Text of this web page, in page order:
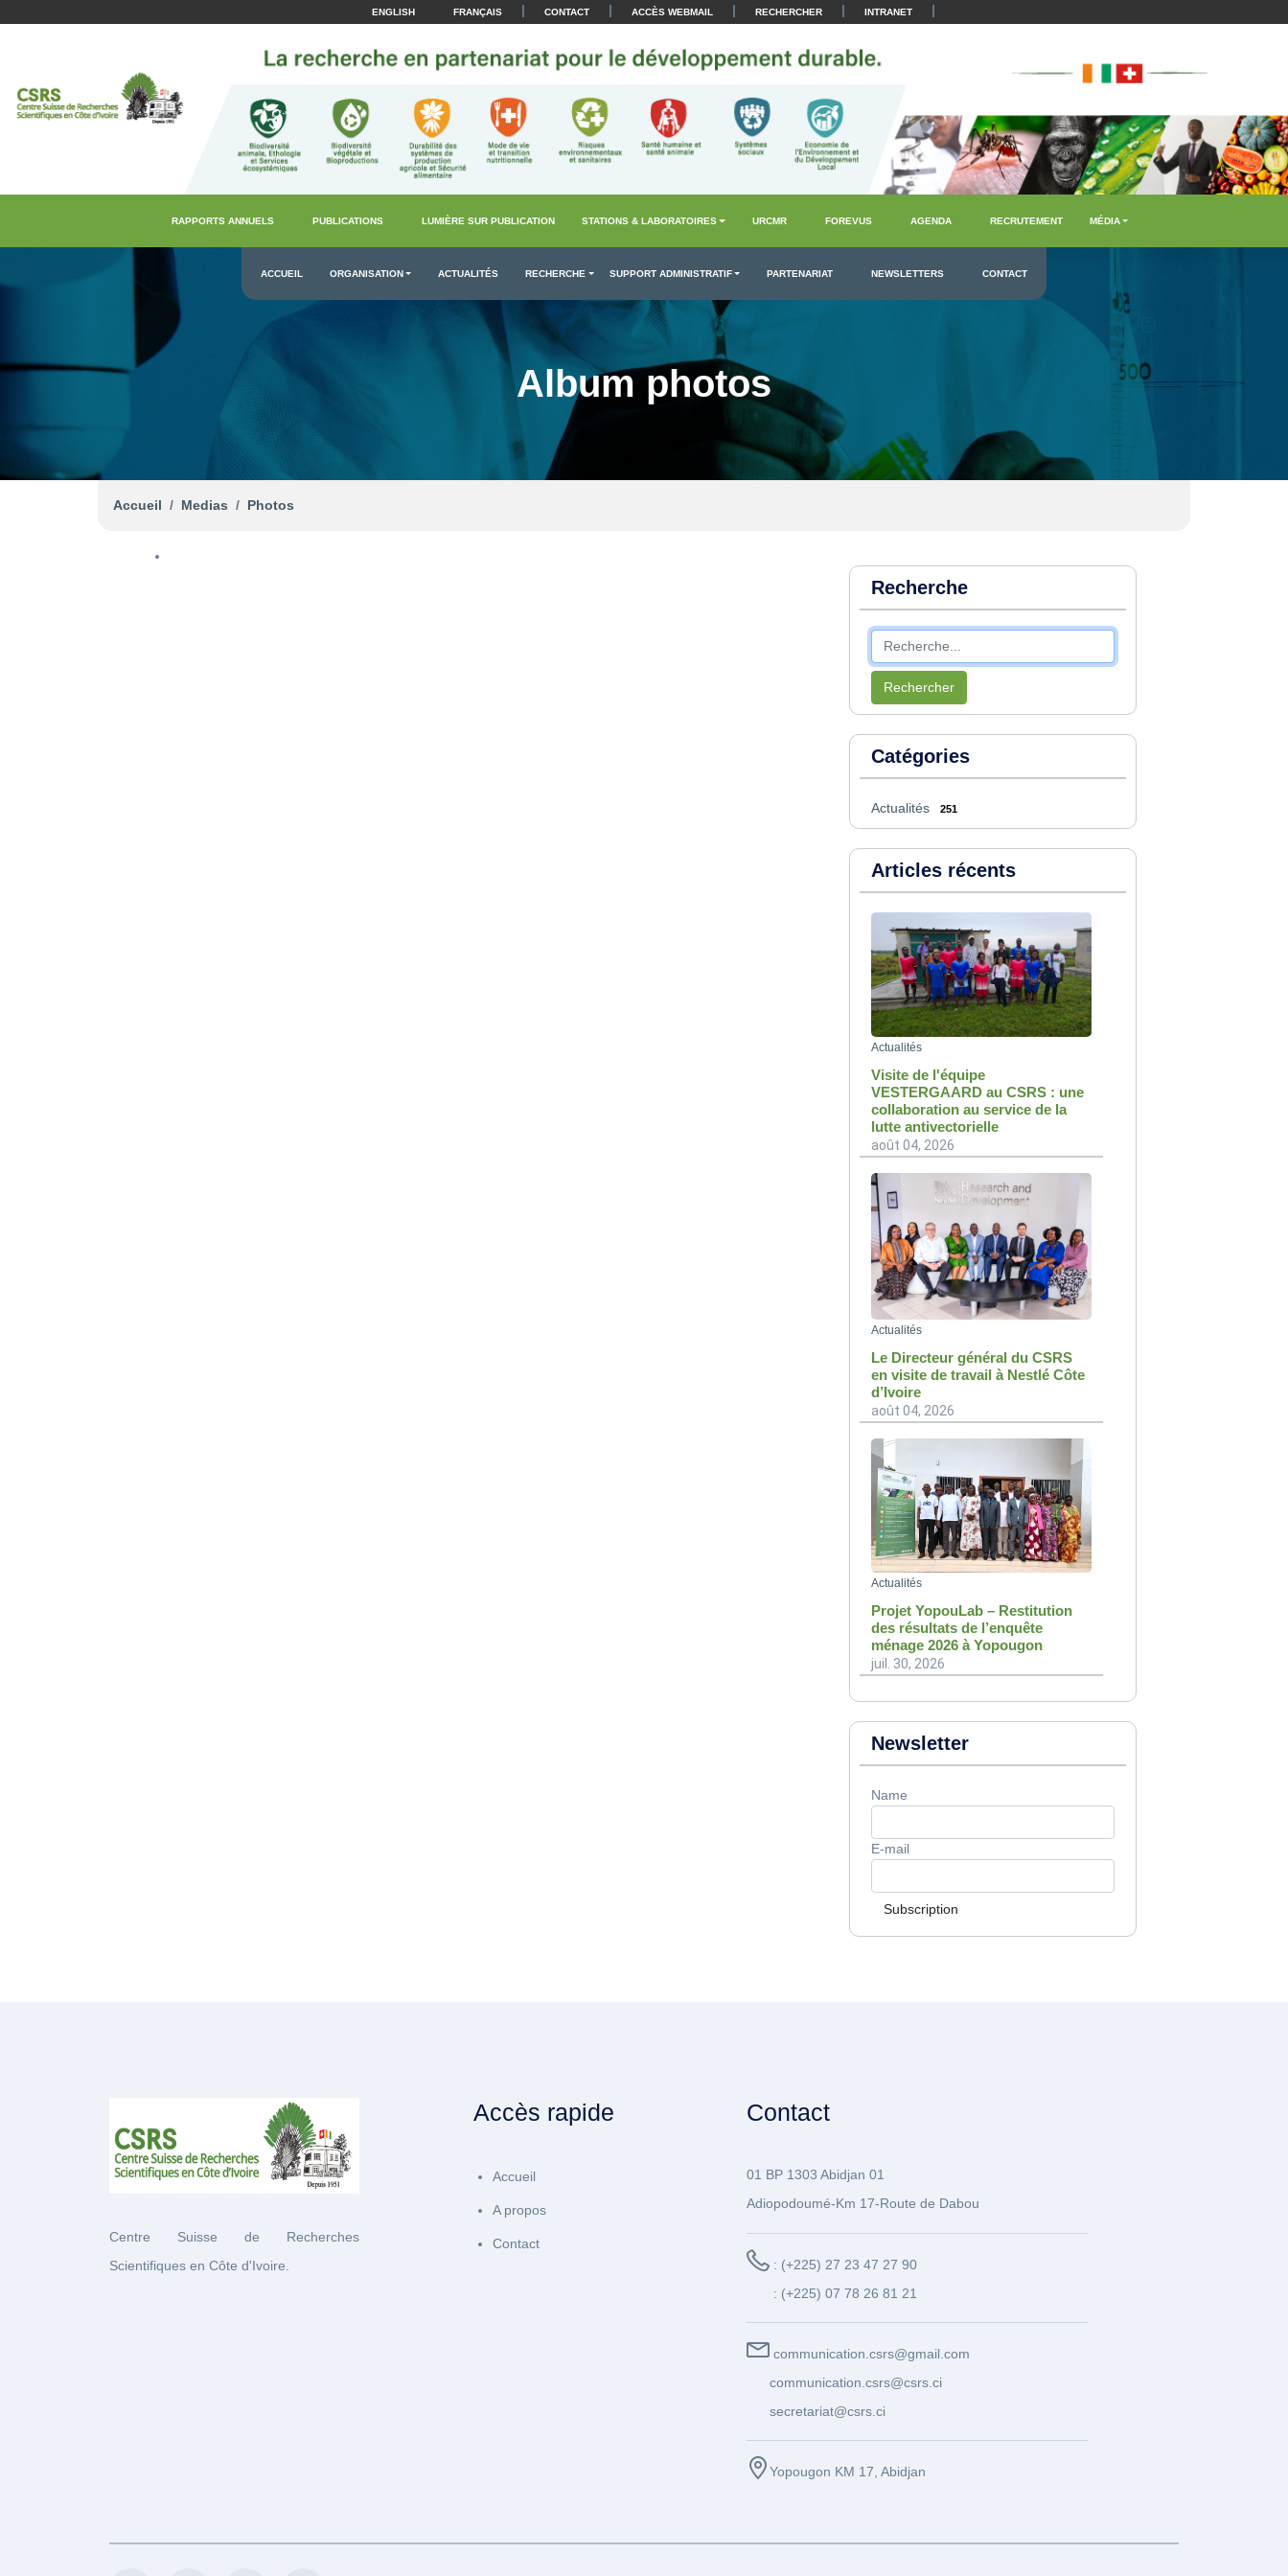
ENGLISH FRANÇAIS | CONTACT | ACCÈS WEBMAIL | RECHERCHER | INTRANET |
RAPPORTS ANNUELS PUBLICATIONS LUMIÈRE SUR PUBLICATION STATIONS & LABORATOIRES URCMR FOREVUS AGENDA RECRUTEMENT MÉDIA
ACCUEIL ORGANISATION ACTUALITÉS RECHERCHE SUPPORT ADMINISTRATIF PARTENARIAT NEWSLETTERS CONTACT
Album photos
Accueil Medias Photos
Recherche
Rechercher
Catégories
Actualités 251
Articles récents
Actualités
Visite de l'équipe
VESTERGAARD au CSRS : une
collaboration au service de la
lutte antivectorielle
août 04, 2026
Actualités
Le Directeur général du CSRS
en visite de travail à Nestlé Côte
d’Ivoire
août 04, 2026
Actualités
Projet YopouLab – Restitution
des résultats de l’enquête
ménage 2026 à Yopougon
juil. 30, 2026
Newsletter
Name
E-mail
Subscription
Centre Suisse de Recherches
Scientifiques en Côte d'Ivoire.
Accès rapide
Accueil
A propos
Contact
Contact
01 BP 1303 Abidjan 01
Adiopodoumé-Km 17-Route de Dabou
: (+225) 27 23 47 27 90
: (+225) 07 78 26 81 21
communication.csrs@gmail.com
communication.csrs@csrs.ci
secretariat@csrs.ci
Yopougon KM 17, Abidjan